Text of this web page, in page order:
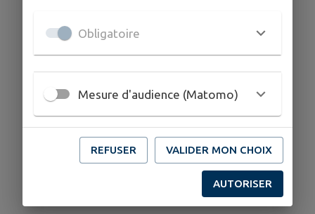
Obligatoire
Mesure d'audience (Matomo)
REFUSER VALIDER MON CHOIX
AUTORISER